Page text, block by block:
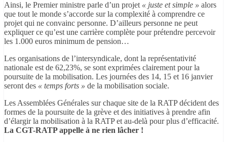
Ainsi, le Premier ministre parle d’un projet « juste et simple » alors
que tout le monde s’accorde sur la complexité à comprendre ce
projet qui ne convainc personne. D’ailleurs personne ne peut
expliquer ce qu’est une carrière complète pour prétendre percevoir
les 1.000 euros minimum de pension…
Les organisations de l’intersyndicale, dont la représentativité
nationale est de 62,23%, se sont exprimées clairement pour la
poursuite de la mobilisation. Les journées des 14, 15 et 16 janvier
seront des « temps forts » de la mobilisation sociale.
Les Assemblées Générales sur chaque site de la RATP décident des
formes de la poursuite de la grève et des initiatives à prendre afin
d’élargir la mobilisation à la RATP et au-delà pour plus d’efficacité.
La CGT-RATP appelle à ne rien lâcher !